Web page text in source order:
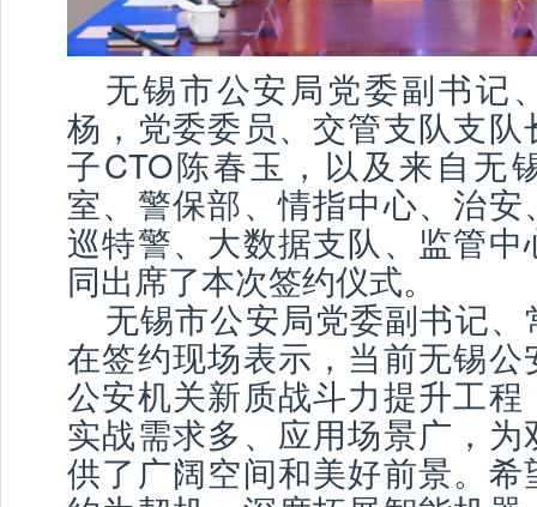
无锡市公安局党委副书记
杨，党委委员、交管支队支
子CTO陈春玉，以及来自无
室、警保部、情指中心、治
巡特警、大数据支队、监管
同出席了本次签约仪式。
无锡市公安局党委副书记
在签约现场表示，当前无锡
公安机关新质战斗力提升工
实战需求多、应用场景广，
供了广阔空间和美好前景。